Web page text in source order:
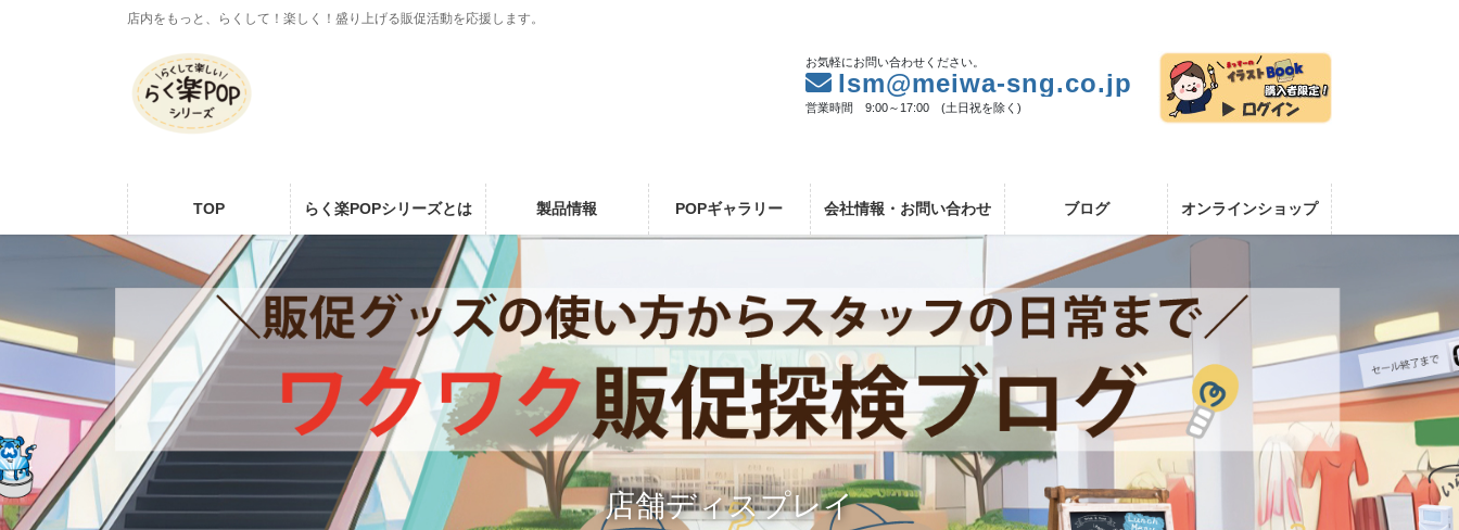
店内をもっと、らくして！楽しく！盛り上げる販促活動を応援します。
お気軽にお問い合わせください。
lsm@meiwa-sng.co.jp
営業時間 9:00～17:00 (土日祝を除く)
TOP らく楽POPシリーズとは 製品情報 POPギャラリー 会社情報・お問い合わせ ブログ オンラインショップ
店舗ディスプレイ